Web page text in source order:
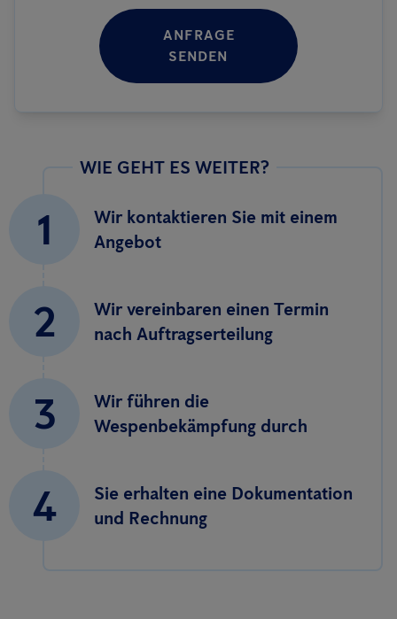
ANFRAGE
SENDEN
WIE GEHT ES WEITER?
1
Wir kontaktieren Sie mit einem
Angebot
2
Wir vereinbaren einen Termin
nach Auftragserteilung
3
Wir führen die
Wespenbekämpfung durch
4
Sie erhalten eine Dokumentation
und Rechnung